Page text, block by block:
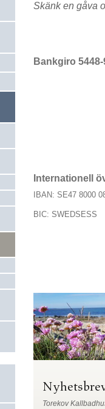
Skänk en gåva
Bankgiro
Internationell
IBAN: SE47 8000
BIC: SWEDSESS
Torekov